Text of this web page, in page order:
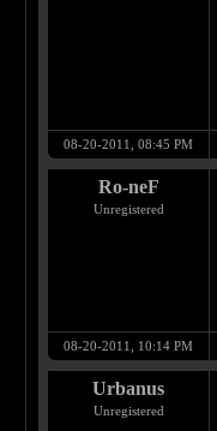
08-20-2011, 08:45 PM
Ro-neF
Unregistered
08-20-2011, 10:14 PM
Urbanus
Unregistered